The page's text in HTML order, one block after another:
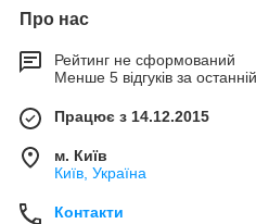
Про нас
Рейтинг не сформований
Менше 5 відгуків за
Працює з 14.12.2015
м. Київ
Київ, Україна
Контакти